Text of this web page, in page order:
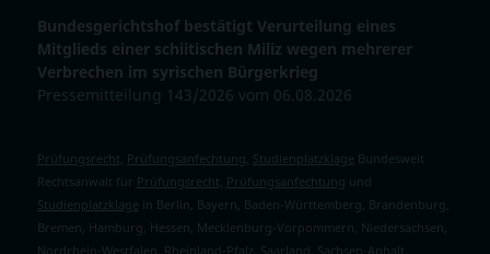
Bundesgerichtshof bestätigt Verurteilung eines
Mitglieds einer schiitischen Miliz wegen mehrerer
Verbrechen im syrischen Bürgerkrieg
Pressemitteilung 143/2026 vom 06.08.2026
Prüfungsrecht, Prüfungsanfechtung, Studienplatzklage Bundesweit
Rechtsanwalt für Prüfungsrecht, Prüfungsanfechtung und
Studienplatzklage in Berlin, Bayern, Baden-Württemberg, Brandenburg,
Bremen, Hamburg, Hessen, Mecklenburg-Vorpommern, Niedersachsen,
Nordrhein-Westfalen, Rheinland-Pfalz, Saarland, Sachsen-Anhalt,